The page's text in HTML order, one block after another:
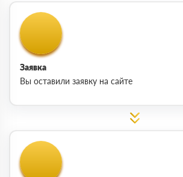
Заявка
Вы оставили заявку на сайте